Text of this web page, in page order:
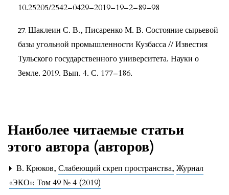
10.25205/2542–0429–2019–19–2–89–98
Шаклеин С. В., Писаренко М. В. Состояние сырьевой
базы угольной промышленности Кузбасса // Известия
Тульского государственного университета. Науки о
Земле. 2019. Вып. 4. С. 177–186.
Наиболее читаемые статьи
этого автора (авторов)
В. Крюков, Слабеющий скреп пространства, Журнал
«ЭКО»: Том 49 № 4 (2019)